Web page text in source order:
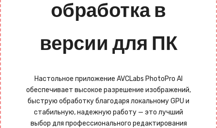
обработка в
версии для ПК
Настольное приложение AVCLabs PhotoPro AI
обеспечивает высокое разрешение изображений,
быструю обработку благодаря локальному GPU и
стабильную, надежную работу — это лучший
выбор для профессионального редактирования